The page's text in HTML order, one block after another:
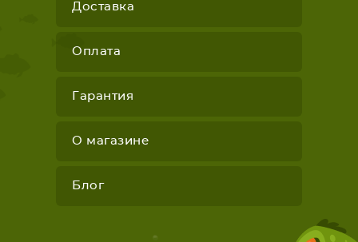
Доставка
Оплата
Гарантия
О магазине
Блог